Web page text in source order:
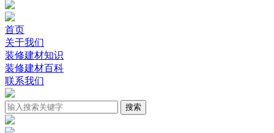
首页
关于我们
装修建材知识
装修建材百科
联系我们